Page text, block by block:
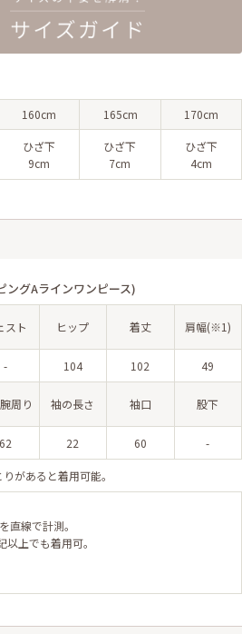
160cm 165cm 170cm
ひざ下
9cm
ひざ下
7cm
ひざ下
4cm
ングAラインワンピース)
スト ヒップ 着丈 肩幅(※1)
- 104 102 49
周り 袖の長さ 袖口 股下
62 22 60 -
があると着用可能。
線で計測。
上でも着用可。